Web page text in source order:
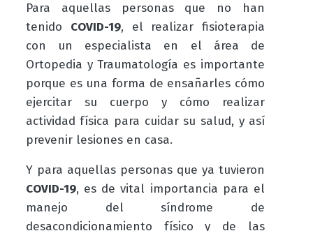
Para aquellas personas que no han
tenido COVID-19, el realizar fisioterapia
con un especialista en el área de
Ortopedia y Traumatología es importante
porque es una forma de ensañarles cómo
ejercitar su cuerpo y cómo realizar
actividad física para cuidar su salud, y así
prevenir lesiones en casa.
Y para aquellas personas que ya tuvieron
COVID-19, es de vital importancia para el
manejo del síndrome de
desacondicionamiento físico y de las